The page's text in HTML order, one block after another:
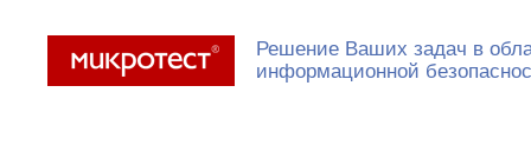
Решение Ваших задач в
информационной